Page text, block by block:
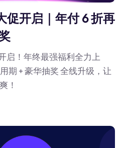
促开启｜年付 6 折再
启！年终最强福利全力上
期 + 豪华抽奖 全线升级，让
！